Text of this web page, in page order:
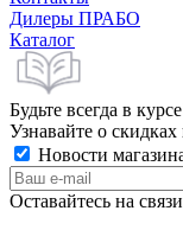
Дилеры ПРАБО
Каталог
Будьте всегда в
Узнавайте о
Новости
Оставайтесь на связи